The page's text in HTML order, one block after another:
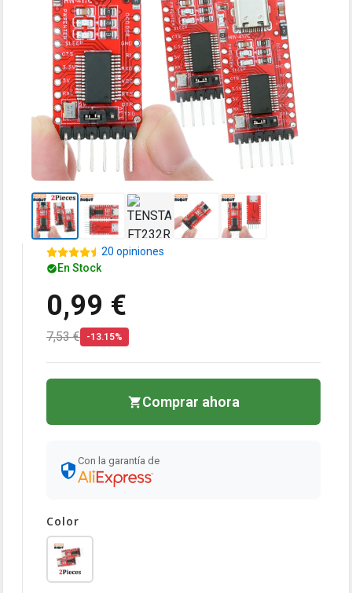
20 opiniones
En Stock
0,99 €
7,53 € -13.15%
Comprar ahora
Con la garantía de
Color